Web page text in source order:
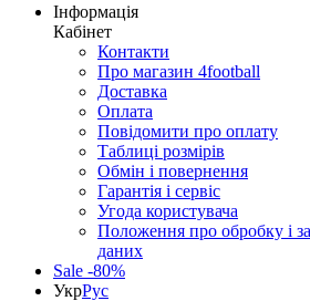
Інформація
Кабінет
Контакти
Про магазин 4football
Доставка
Оплата
Повідомити про оплату
Таблиці розмірів
Обмін і повернення
Гарантія і сервіс
Угода користувача
Положення про обробку і
даних
Sale -80%
УкрРус